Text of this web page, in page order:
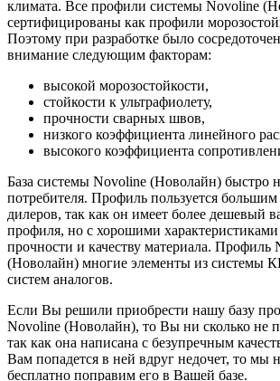
климата. Все профили системы Novoline
сертифицированы как профили
Поэтому при разработке было
внимание следующим факторам:
высокой морозостойкости,
стойкости к ультрафиолету,
прочности сварных швов,
низкого коэффициента линейного
высокого коэффициента
База системы Novoline (Новолайн) быстро
потребителя. Профиль пользуется
дилеров, так как он имеет более дешевый
профиля, но с хорошими характеристиками
прочности и качеству материала. Профиль
(Новолайн) многие элементы из системы
систем аналогов.
Если Вы решили приобрести нашу базу
Novoline (Новолайн), то Вы ни сколько не
так как она написана с безупречным
Вам попадется в ней вдруг недочет, то мы
бесплатно поправим его в Вашей базе.